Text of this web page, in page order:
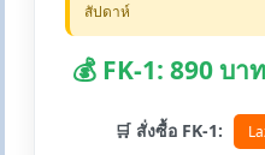
สัปดาห์
💰 FK-1: 890 บ
🛒 สั่งซื้อ FK-1: